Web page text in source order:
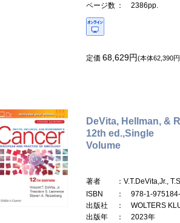
ページ数 ： 2386pp.
定価 68,629円(本体62,390
DeVita, Hellman, &
12th ed.,Single
Volume
著者
：V.T.DeVita,Jr.,
ISBN
： 978-1-
出版社
： WOLTERS
出版年
： 2023年